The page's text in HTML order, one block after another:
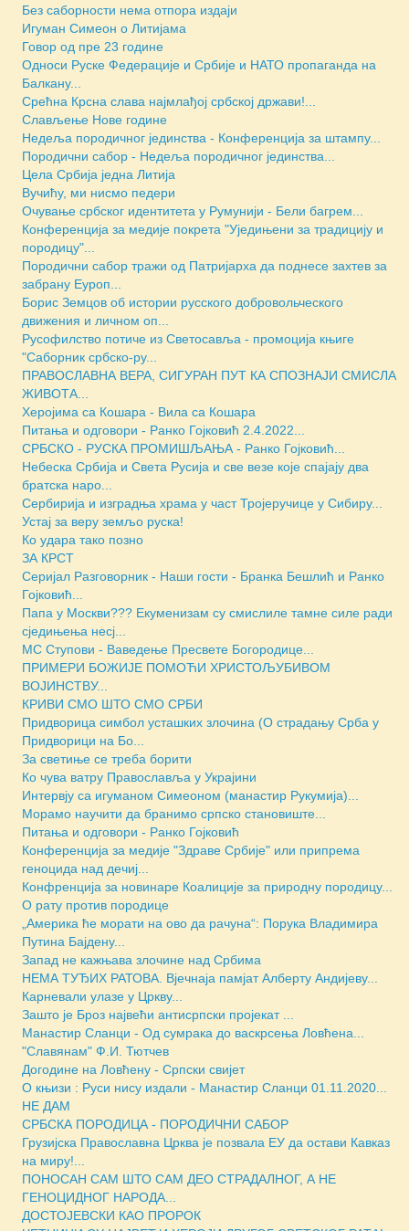
Без саборности нема отпора издаји
Игуман Симеон о Литијама
Говор од пре 23 године
Односи Руске Федерације и Србије и НАТО пропаганда на
Балкану...
Срећна Крсна слава најмлађој србској држави!...
Слављење Нове године
Недеља породичног јединства - Конференција за штампу...
Породични сабор - Недеља породичног јединства...
Цела Србија једна Литија
Вучићу, ми нисмо педери
Очување србског идентитета у Румунији - Бели багрем...
Конференција за медије покрета "Уједињени за традицију и
породицу"...
Породични сабор тражи од Патријарха да поднесе захтев за
забрану Еуроп...
Борис Земцов об истории русского добровольческого
движения и личном оп...
Русофилство потиче из Светосавља - промоција књиге
"Саборник србско-ру...
ПРАВОСЛАВНА ВЕРА, СИГУРАН ПУТ КА СПОЗНАЈИ СМИСЛА
ЖИВОТА...
Херојима са Кошара - Вила са Кошара
Питања и одговори - Ранко Гојковић 2.4.2022...
СРБСКО - РУСКА ПРОМИШЉАЊА - Ранко Гојковић...
Небеска Србија и Света Русија и све везе које спајају два
братска наро...
Сербирија и изградња храма у част Тројеручице у Сибиру...
Устај за веру земљо руска!
Ко удара тако позно
ЗА КРСТ
Серијал Разговорник - Наши гости - Бранка Бешлић и Ранко
Гојковић...
Папа у Москви??? Екуменизам су смислиле тамне силе ради
сједињења несј...
МС Ступови - Ваведење Пресвете Богородице...
ПРИМЕРИ БОЖИЈЕ ПОМОЋИ ХРИСТОЉУБИВОМ
ВОЈИНСТВУ...
КРИВИ СМО ШТО СМО СРБИ
Придворица симбол усташких злочина (О страдању Срба у
Придворици на Бо...
За светиње се треба борити
Ко чува ватру Православља у Украјини
Интервју са игуманом Симеоном (манастир Рукумија)...
Морамо научити да бранимо српско становиште...
Питања и одговори - Ранко Гојковић
Конференција за медије "Здраве Србије" или припрема
геноцида над дечиј...
Конфренција за новинаре Коалиције за природну породицу...
О рату против породице
„Америка ће морати на ово да рачуна“: Порука Владимира
Путина Бајдену...
Запад не кажњава злочине над Србима
НЕМА ТУЂИХ РАТОВА. Вјечнаја памјат Алберту Андијеву...
Карневали улазе у Цркву...
Зашто је Броз највећи антисрпски пројекат ...
Манастир Сланци - Од сумрака до васкрсења Ловћена...
"Славянам" Ф.И. Тютчев
Догодине на Ловћену - Српски свијет
О књизи : Руси нису издали - Манастир Сланци 01.11.2020...
НЕ ДАМ
СРБСКА ПОРОДИЦА - ПОРОДИЧНИ САБОР
Грузијска Православна Црква је позвала ЕУ да остави Кавказ
на миру!...
ПОНОСАН САМ ШТО САМ ДЕО СТРАДАЛНОГ, А НЕ
ГЕНОЦИДНОГ НАРОДА...
ДОСТОЈЕВСКИ КАО ПРОРОК